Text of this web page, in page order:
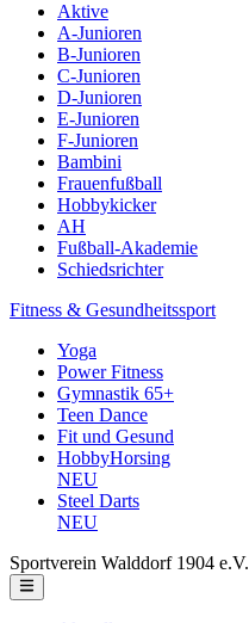
Aktive
A-Junioren
B-Junioren
C-Junioren
D-Junioren
E-Junioren
F-Junioren
Bambini
Frauenfußball
Hobbykicker
AH
Fußball-Akademie
Schiedsrichter
Fitness & Gesundheitssport
Yoga
Power Fitness
Gymnastik 65+
Teen Dance
Fit und Gesund
HobbyHorsing
NEU
Steel Darts
NEU
Sportverein Walddorf 1904 e.V.